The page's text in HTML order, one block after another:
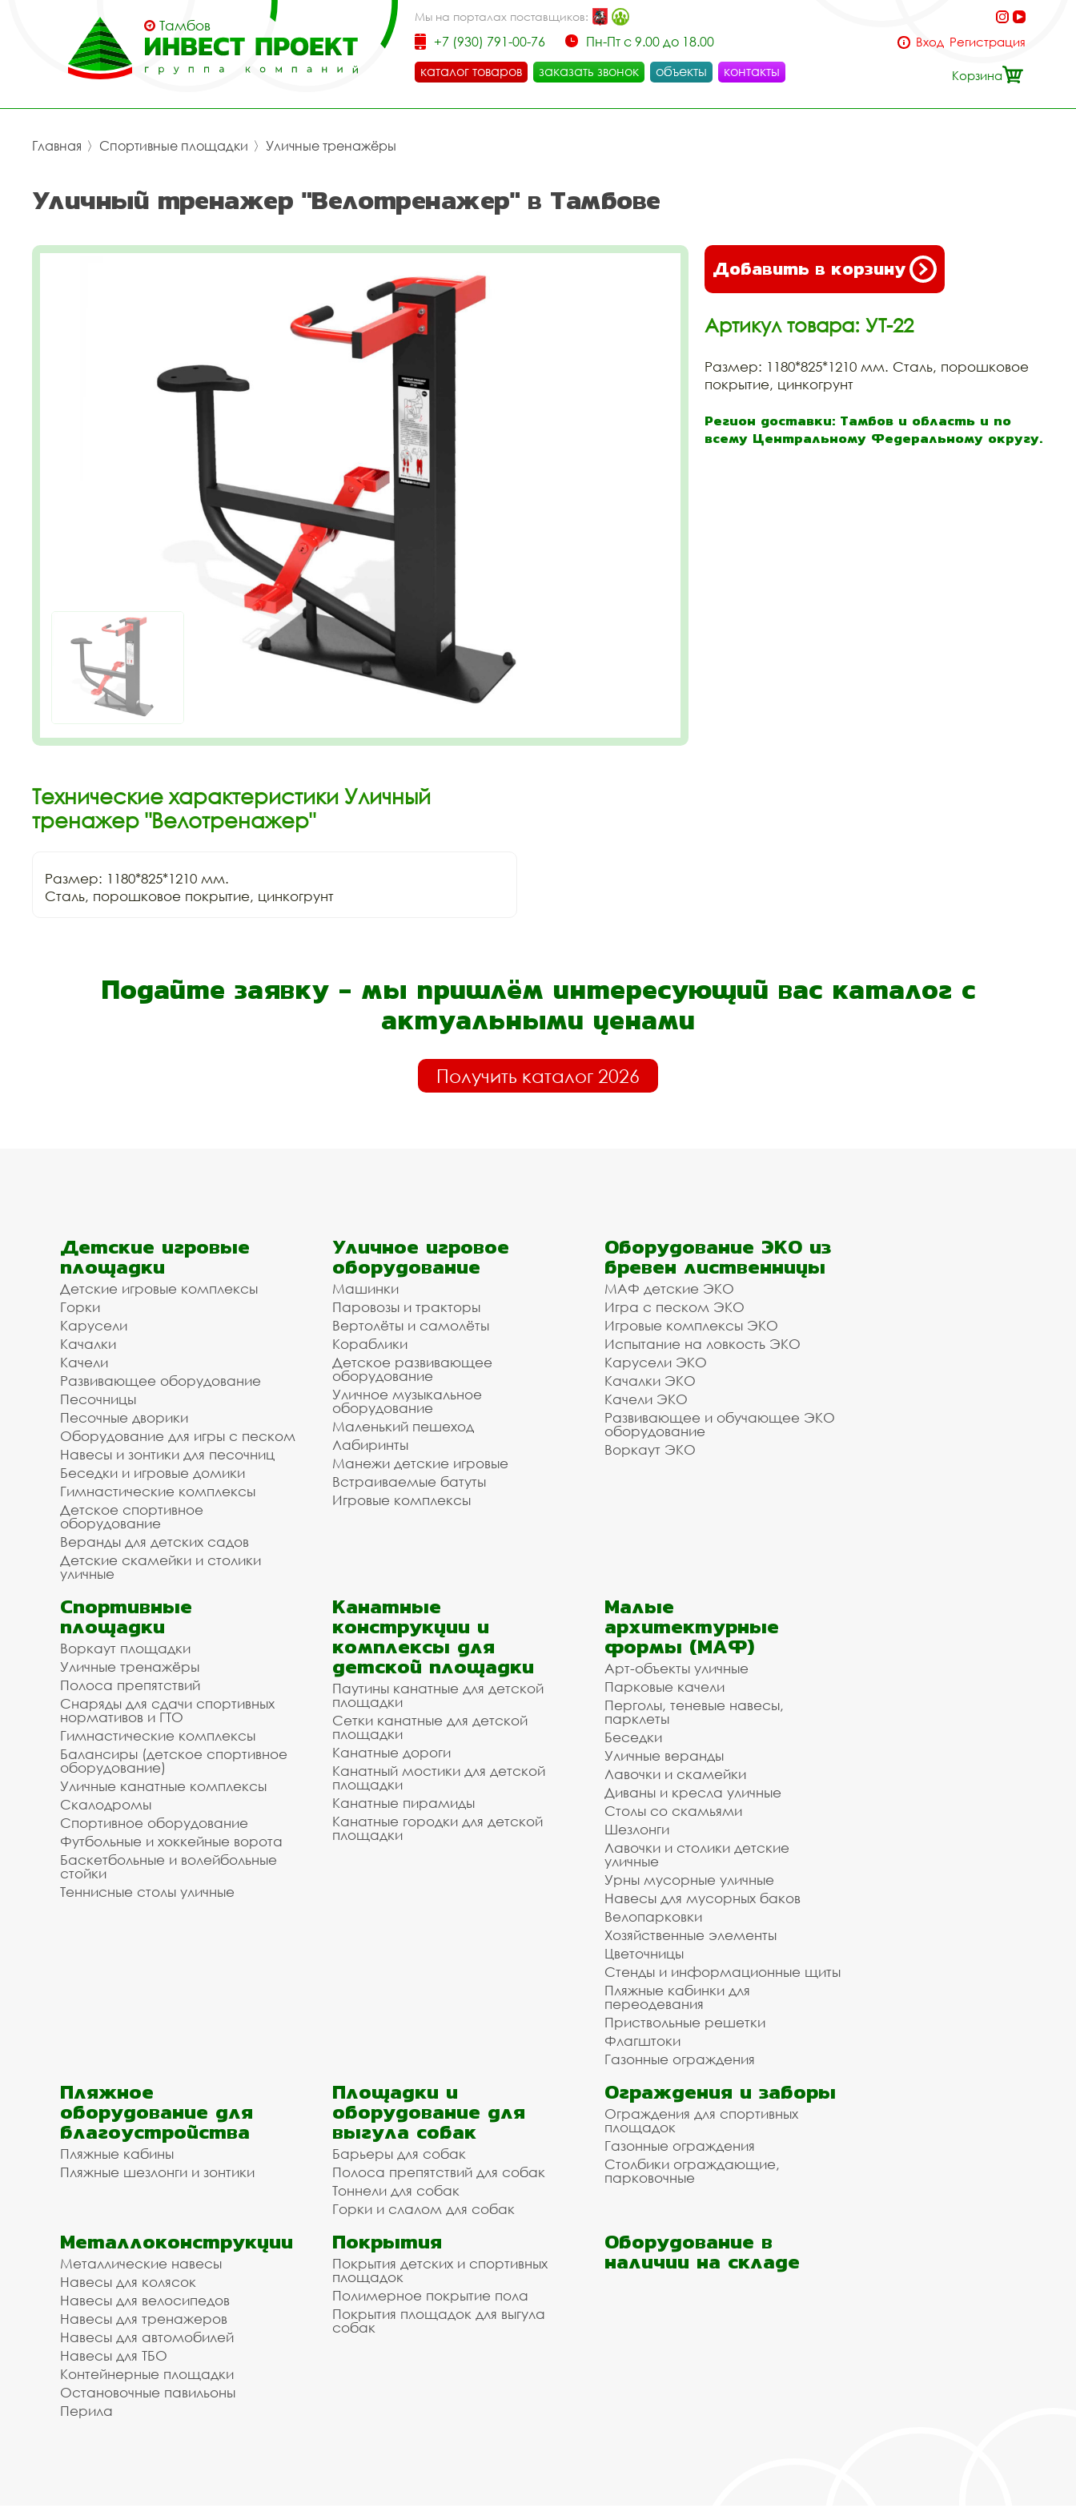
Тамбов
Мы на порталах поставщиков:
+7 (930) 791-00-76
Пн-Пт с 9.00 до 18.00
каталог товаров
заказать звонок объекты контакты
Вход Регистрация
Корзина
Главная 〉 Спортивные площадки 〉 Уличные тренажёры
Уличный тренажер "Велотренажер" в Тамбове
Добавить в корзину
Артикул товара: УТ-22
Размер: 1180*825*1210 мм. Сталь, порошковое
покрытие, цинкогрунт
Регион доставки: Тамбов и область и по
всему Центральному Федеральному округу.
Технические характеристики Уличный
тренажер "Велотренажер"
Размер: 1180*825*1210 мм.
Сталь, порошковое покрытие, цинкогрунт
Подайте заявку - мы пришлём интересующий вас каталог с
актуальными ценами
Получить каталог 2026
Детские игровые
площадки
Детские игровые комплексы
Горки
Карусели
Качалки
Качели
Развивающее оборудование
Песочницы
Песочные дворики
Оборудование для игры с песком
Навесы и зонтики для песочниц
Беседки и игровые домики
Гимнастические комплексы
Детское спортивное
оборудование
Веранды для детских садов
Детские скамейки и столики
уличные
Уличное игровое
оборудование
Машинки
Паровозы и тракторы
Вертолёты и самолёты
Кораблики
Детское развивающее
оборудование
Уличное музыкальное
оборудование
Маленький пешеход
Лабиринты
Манежи детские игровые
Встраиваемые батуты
Игровые комплексы
Оборудование ЭКО из
бревен лиственницы
МАФ детские ЭКО
Игра с песком ЭКО
Игровые комплексы ЭКО
Испытание на ловкость ЭКО
Карусели ЭКО
Качалки ЭКО
Качели ЭКО
Развивающее и обучающее ЭКО
оборудование
Воркаут ЭКО
Спортивные
площадки
Воркаут площадки
Уличные тренажёры
Полоса препятствий
Снаряды для сдачи спортивных
нормативов и ГТО
Гимнастические комплексы
Балансиры (детское спортивное
оборудование)
Уличные канатные комплексы
Скалодромы
Спортивное оборудование
Футбольные и хоккейные ворота
Баскетбольные и волейбольные
стойки
Теннисные столы уличные
Канатные
конструкции и
комплексы для
детской площадки
Паутины канатные для детской
площадки
Сетки канатные для детской
площадки
Канатные дороги
Канатный мостики для детской
площадки
Канатные пирамиды
Канатные городки для детской
площадки
Малые
архитектурные
формы (МАФ)
Арт-объекты уличные
Парковые качели
Перголы, теневые навесы,
парклеты
Беседки
Уличные веранды
Лавочки и скамейки
Диваны и кресла уличные
Столы со скамьями
Шезлонги
Лавочки и столики детские
уличные
Урны мусорные уличные
Навесы для мусорных баков
Велопарковки
Хозяйственные элементы
Цветочницы
Стенды и информационные щиты
Пляжные кабинки для
переодевания
Приствольные решетки
Флагштоки
Газонные ограждения
Пляжное
оборудование для
благоустройства
Пляжные кабины
Пляжные шезлонги и зонтики
Площадки и
оборудование для
выгула собак
Барьеры для собак
Полоса препятствий для собак
Тоннели для собак
Горки и слалом для собак
Ограждения и заборы
Ограждения для спортивных
площадок
Газонные ограждения
Столбики ограждающие,
парковочные
Металлоконструкции
Металлические навесы
Навесы для колясок
Навесы для велосипедов
Навесы для тренажеров
Навесы для автомобилей
Навесы для ТБО
Контейнерные площадки
Остановочные павильоны
Перила
Покрытия
Покрытия детских и спортивных
площадок
Полимерное покрытие пола
Покрытия площадок для выгула
собак
Оборудование в
наличии на складе